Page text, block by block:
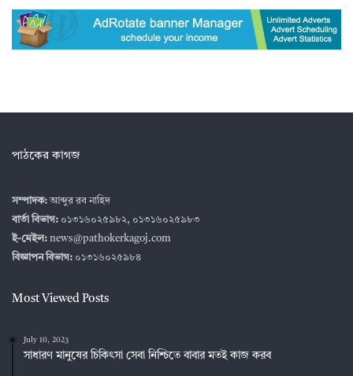
পাঠকের কাগজ
সম্পাদক:আব্দুর রব নাহিদ
বার্তা বিভাগ: ০১৩১৬০২৫৯৮২, ০১৩১৬০২৫৯৮৩
ই-মেইল: news@pathokerkagoj.com
বিজ্ঞাপন বিভাগ: ০১৩১৬০২৫৯৮৪
Most Viewed Posts
July 10, 2023
সাধারণ মানুষের চিকিৎসা সেবা নিশ্চিতে বাবার মতই কাজ করব